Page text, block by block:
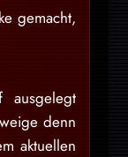
gemacht,
denn
aktuellen